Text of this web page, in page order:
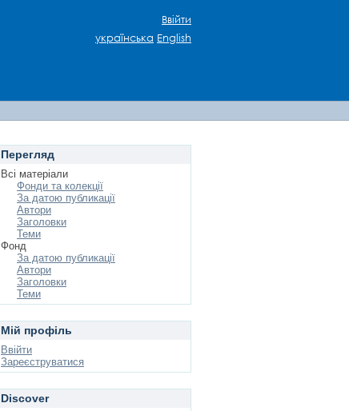
Ввійти
українська English
Перегляд
Всі матеріали
Фонди та колекції
За датою публикації
Автори
Заголовки
Теми
Фонд
За датою публикації
Автори
Заголовки
Теми
Мій профіль
Ввійти
Зареєструватися
Discover